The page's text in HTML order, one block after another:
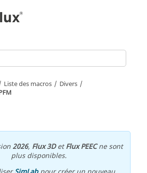
Liste des macros
Divers
2026, Flux 3DetFlux PEECne sont
plus disponibles.